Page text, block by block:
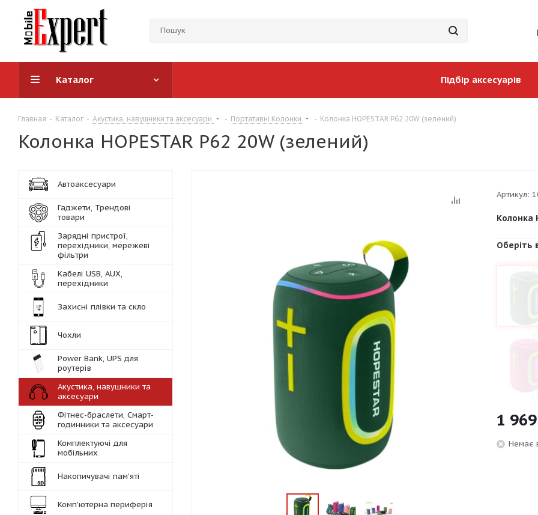
Каталог Підбір аксесуарів
Главная - Каталог - Акустика, навушники та аксесуари - Портативні Колонки - Колонка HOPESTAR P62 20W (зелений)
Колонка HOPESTAR P62 20W (зелений)
Артикул:
Колонка
Оберіть
1 969
Немає
Автоаксесуари
Гаджети, Трендові
товари
Зарядні пристрої,
перехідники, мережеві
фільтри
Кабелі USB, AUX,
перехідники
Захисні плівки та скло
Чохли
Power Bank, UPS для
роутерів
Акустика, навушники та
аксесуари
Фітнес-браслети, Смарт-
годинники та аксесуари
Комплектуючі для
мобільних
Накопичувачі пам'яті
Комп'ютерна периферія